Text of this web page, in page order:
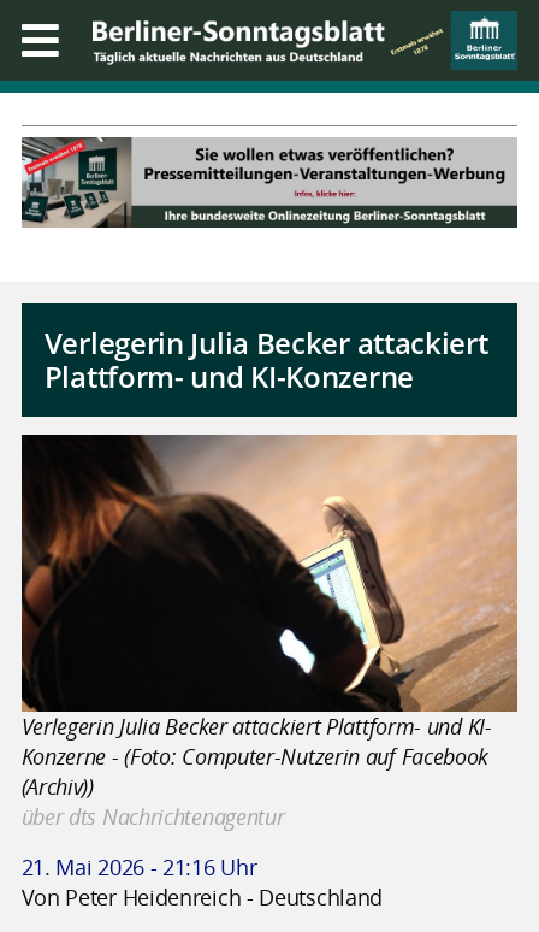
Verlegerin Julia Becker attackiert
Plattform- und KI-Konzerne
Verlegerin Julia Becker attackiert Plattform- und KI-
Konzerne - (Foto: Computer-Nutzerin auf Facebook
(Archiv))
über dts Nachrichtenagentur
21. Mai 2026 - 21:16 Uhr
Von Peter Heidenreich - Deutschland